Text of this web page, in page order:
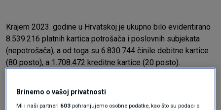
Krajem 2023. godine u Hrvatskoj je ukupno bilo evidentirano
8.539.216 platnih kartica potrošača i poslovnih subjekata
(nepotrošača), a od toga su 6.830.744 činile debitne kartice
(80 posto), a 1.708.472 kreditne kartice (20 posto).
za 1,4 posto, a kreditnih za 1,6 posto.
Brinemo o vašoj privatnosti
Mi i naši partneri 603 pohranjujemo osobne podatke, kao što su podaci o